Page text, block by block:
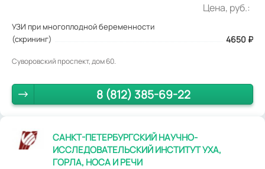
Цена, руб.:
УЗИ при многоплодной беременности
(скрининг)
4650 ₽
Суворовский проспект, дом 60.
8 (812) 385-69-22
САНКТ-ПЕТЕРБУРГСКИЙ НАУЧНО-
ИССЛЕДОВАТЕЛЬСКИЙ ИНСТИТУТ УХА,
ГОРЛА, НОСА И РЕЧИ